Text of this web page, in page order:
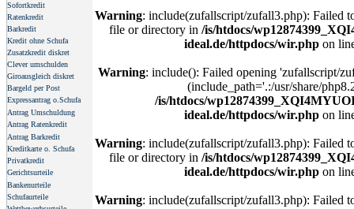
Sofortkredit
Ratenkredit
Barkredit
Kredit ohne Schufa
Zusatzkredit diskret
Clever umschulden
Giroausgleich diskret
Bargeld per Post
Expressantrag o.Schufa
Antrag Umschuldung
Antrag Ratenkredit
Antrag Barkredit
Kreditkarte o. Schufa
Privatkredit
Gerichtsurteile
Bankenurteile
Schufaurteile
Warning: include(zufallscript/zufall3.php): Failed
file or directory in /is/htdocs/
ideal.de/httpdocs/wir.php on
Warning: include(): Failed opening 'zufallscript/
(include_path='.:/usr/share/
/is/htdocs/
ideal.de/httpdocs/wir.php on
Warning: include(zufallscript/zufall3.php): Failed
file or directory in /is/htdocs/
ideal.de/httpdocs/wir.phpon
Warning: include(zufallscript/zufall3.php): Failed